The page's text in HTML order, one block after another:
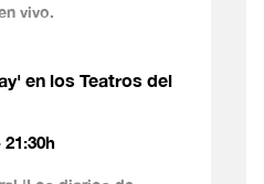
vivo.
en los Teatros del